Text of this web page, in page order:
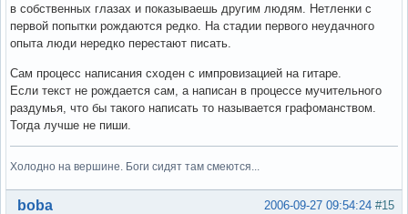
в собственных глазах и показываешь другим людям. Нетленки с
первой попытки рождаются редко. На стадии первого неудачного
опыта люди нередко перестают писать.
Сам процесс написания сходен с импровизацией на гитаре.
Если текст не рождается сам, а написан в процессе мучительного
раздумья, что бы такого написать то называется графоманством.
Тогда лучше не пиши.
Холодно на вершине. Боги сидят там смеются...
Вне форума #15
2006-09-27 09:54:24
boba